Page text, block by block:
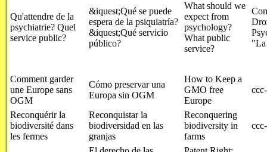
Qu'attendre de la
psychiatrie? Quel
service public?
&iquest;Qué se puede
espera de la psiquiatría?
&iquest;Qué servicio
público?
What should we
expect from
psychology?
What public
service?
"La
Comment garder
une Europe sans
OGM
Cómo preservar una
Europa sin OGM
How to Keep a
GMO free
Europe
Reconquérir la
biodiversité dans
les fermes
Reconquistar la
biodiversidad en las
granjas
Reconquering
biodiversity in
farms